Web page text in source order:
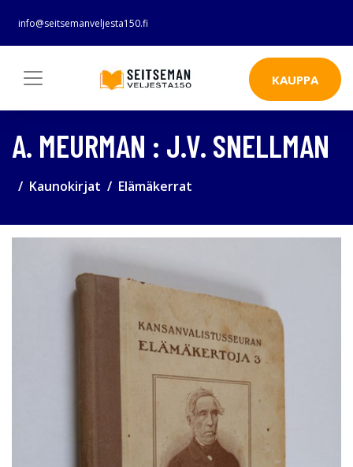
info@seitsemanveljesta150.fi
KAUPPA
A. MEURMAN : J.V. SNELLMAN
Kaunokirjat Elämäkerrat